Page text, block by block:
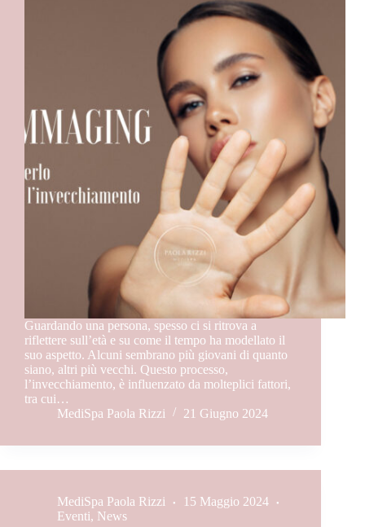
Guardando una persona, spesso ci si ritrova a
riflettere sull’età e su come il tempo ha modellato il
suo aspetto. Alcuni sembrano più giovani di quanto
siano, altri più vecchi. Questo processo,
l’invecchiamento, è influenzato da molteplici fattori,
tra cui…
MediSpa Paola Rizzi
21 Giugno 2024
MediSpa Paola Rizzi
15 Maggio 2024
Eventi, News